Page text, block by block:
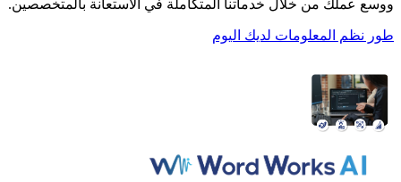
ووسع عملك من خلال خدماتنا المتكاملة في الاستعانة بالمتخصصين.
طور نظم المعلومات لديك اليوم